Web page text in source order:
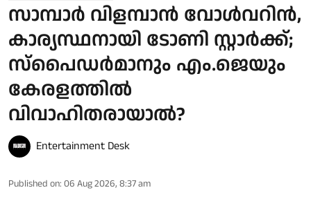
സാമ്പാർ വിളമ്പാൻ വോൾവറിൻ,
കാര്യസ്ഥനായി ടോണി സ്റ്റാർക്ക്;
സ്പൈഡർമാനും എം.ജെയും
കേരളത്തിൽ
വിവാഹിതരായാൽ?
Entertainment Desk
Published on: 06 Aug 2026, 8:37 am